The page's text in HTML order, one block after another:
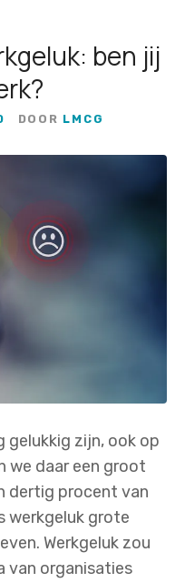
ben jij
DOOR LMCG
gelukkig zijn, ook op
we daar een groot
dertig procent van
werkgeluk grote
Werkgeluk zou
van organisaties